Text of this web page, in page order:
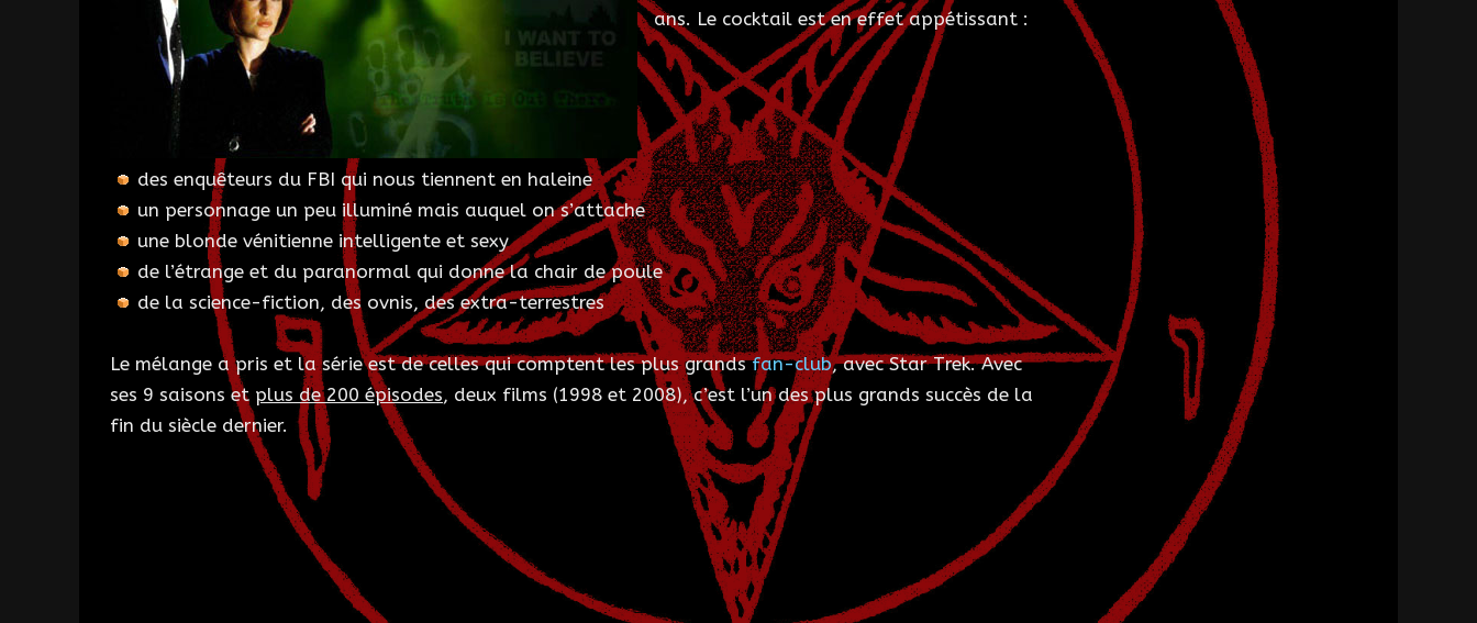
ans. Le cocktail est en effet appétissant :
des enquêteurs du FBI qui nous tiennent en haleine
un personnage un peu illuminé mais auquel on s’attache
une blonde vénitienne intelligente et sexy
de l’étrange et du paranormal qui donne la chair de poule
de la science-fiction, des ovnis, des extra-terrestres
Le mélange a pris et la série est de celles qui comptent les plus grandsfan-club, avec Star Trek. Avec
ses 9 saisons et plus de 200 épisodes, deux films (1998 et 2008), c’est l’un des plus grands succès de la
fin du siècle dernier.